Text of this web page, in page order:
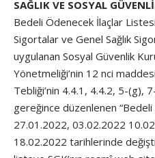
SAĞLIK VE SOSYAL
Bedeli Ödenecek İlaçlar
Sigortalar ve Genel Sağlık
uygulanan Sosyal Güvenlik
Yönetmeliği’nin 12 nci
Tebliği’nin 4.4.1, 4.4.2, 5-(g),
gereğince düzenlenen
27.01.2022, 03.02.2022
18.02.2022 tarihlerinde